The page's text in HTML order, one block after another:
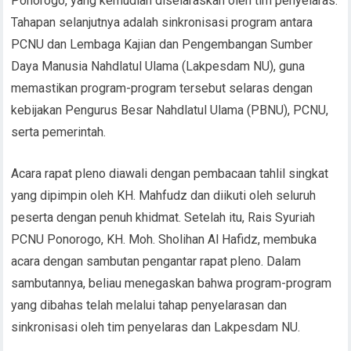
Tahapan selanjutnya adalah sinkronisasi program antara
PCNU dan Lembaga Kajian dan Pengembangan Sumber
Daya Manusia Nahdlatul Ulama (Lakpesdam NU), guna
memastikan program-program tersebut selaras dengan
kebijakan Pengurus Besar Nahdlatul Ulama (PBNU), PCNU,
serta pemerintah.
Acara rapat pleno diawali dengan pembacaan tahlil singkat
yang dipimpin oleh KH. Mahfudz dan diikuti oleh seluruh
peserta dengan penuh khidmat. Setelah itu, Rais Syuriah
PCNU Ponorogo, KH. Moh. Sholihan Al Hafidz, membuka
acara dengan sambutan pengantar rapat pleno. Dalam
sambutannya, beliau menegaskan bahwa program-program
yang dibahas telah melalui tahap penyelarasan dan
sinkronisasi oleh tim penyelaras dan Lakpesdam NU.